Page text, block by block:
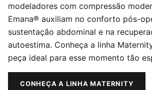
modeladores com compressão
Emana® auxiliam no conforto pós-
sustentação abdominal e na
autoestima. Conheça a linha
peça ideal para esse momento tão
CONHEÇA A LINHA MATERNITY